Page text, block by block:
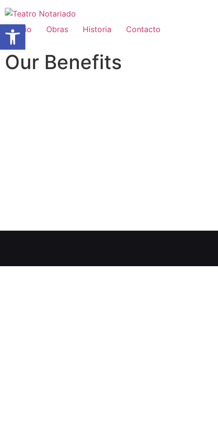
Inicio Obras Historia Contacto
Our Benefits
Abrir barra de herramientas